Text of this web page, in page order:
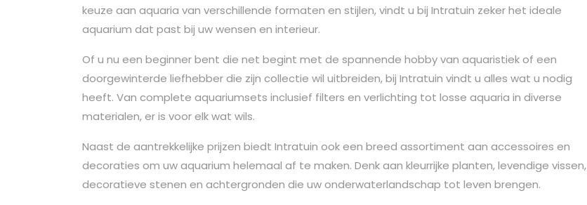
keuze aan aquaria van verschillende formaten en stijlen, vindt u bij Intratuin zeker het ideale
aquarium dat past bij uw wensen en interieur.
Of u nu een beginner bent die net begint met de spannende hobby van aquaristiek of een
doorgewinterde liefhebber die zijn collectie wil uitbreiden, bij Intratuin vindt u alles wat u nodig
heeft. Van complete aquariumsets inclusief filters en verlichting tot losse aquaria in diverse
materialen, er is voor elk wat wils.
Naast de aantrekkelijke prijzen biedt Intratuin ook een breed assortiment aan accessoires en
decoraties om uw aquarium helemaal af te maken. Denk aan kleurrijke planten, levendige vissen,
decoratieve stenen en achtergronden die uw onderwaterlandschap tot leven brengen.